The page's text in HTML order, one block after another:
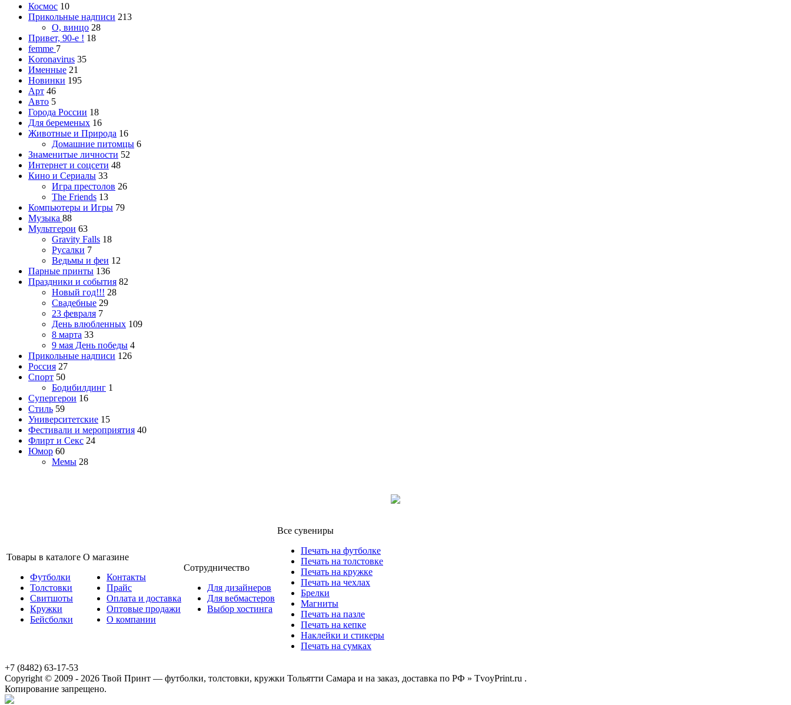
Космос 10
Прикольные надписи 213
О, винцо 28
Привет, 90-е ! 18
femme 7
Koronavirus 35
Именные 21
Новинки 195
Арт 46
Авто 5
Города России 18
Для беременых 16
Животные и Природа 16
Домашние питомцы 6
Знаменитые личности 52
Интернет и соцсети 48
Кино и Сериалы 33
Игра престолов 26
The Friends 13
Компьютеры и Игры 79
Музыка 88
Мультгерои 63
Gravity Falls 18
Русалки 7
Ведьмы и феи 12
Парные принты 136
Праздники и события 82
Новый год!!! 28
Свадебные 29
23 февраля 7
День влюбленных 109
8 марта 33
9 мая День победы 4
Прикольные надписи 126
Россия 27
Спорт 50
Бодибилдинг 1
Супергерои 16
Стиль 59
Университетские 15
Фестивали и мероприятия 40
Флирт и Секс 24
Юмор 60
Мемы 28
Товары в каталоге
Футболки
Толстовки
Свитшоты
Кружки
Бейсболки
О магазине
Контакты
Прайс
Оплата и доставка
Оптовые продажи
О компании
Сотрудничество
Для дизайнеров
Для вебмастеров
Выбор хостинга
Все сувениры
Печать на футболке
Печать на толстовке
Печать на кружке
Печать на чехлах
Брелки
Магниты
Печать на пазле
Печать на кепке
Наклейки и стикеры
Печать на сумках
+7 (8482) 63-17-53
Copyright © 2009 - 2026 Твой Принт — футболки, толстовки, кружки Тольятти Самара и на заказ, доставка по РФ » TvoyPrint.ru .
Копирование запрещено.